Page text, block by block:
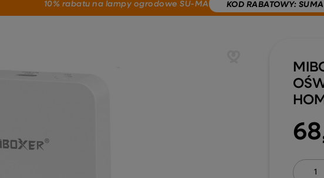
10% rabatu na lampy ogrodowe SU-MA KOD RABATOWY: SUMA